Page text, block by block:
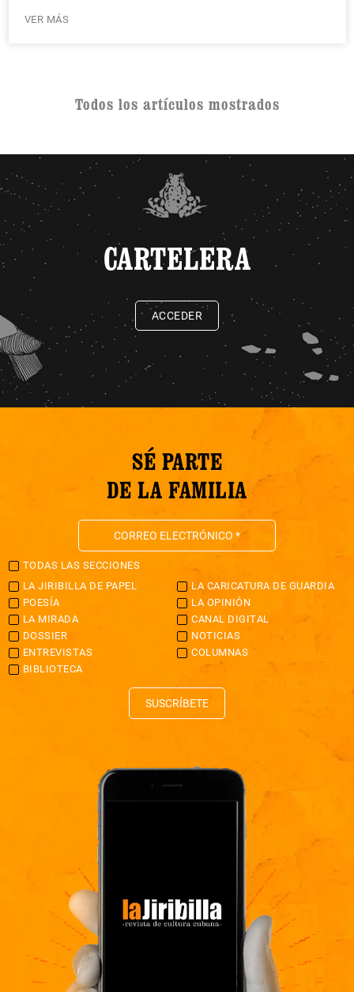
VER MÁS
Todos los artículos mostrados
CARTELERA
ACCEDER
SÉ PARTE
DE LA FAMILIA
TODAS LAS SECCIONES
LA JIRIBILLA DE PAPEL
LA CARICATURA DE GUARDIA
POESÍA
LA OPINIÓN
LA MIRADA
CANAL DIGITAL
DOSSIER
NOTICIAS
ENTREVISTAS
COLUMNAS
BIBLIOTECA
SUSCRÍBETE